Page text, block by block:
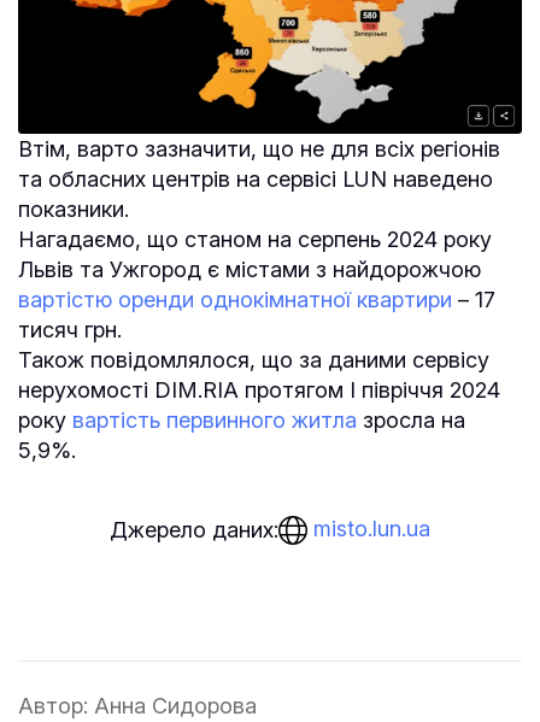
Втім, варто зазначити, що не для всіх регіонів
та обласних центрів на сервісі LUN наведено
показники.
Нагадаємо, що станом на серпень 2024 року
Львів та Ужгород є містами з найдорожчою
вартістю оренди однокімнатної квартири – 17
тисяч грн.
Також повідомлялося, що за даними сервісу
нерухомості DІM.RIA протягом І півріччя 2024
року вартість первинного житла зросла на
5,9%.
Джерело даних: misto.lun.ua
Автор: Анна Сидорова